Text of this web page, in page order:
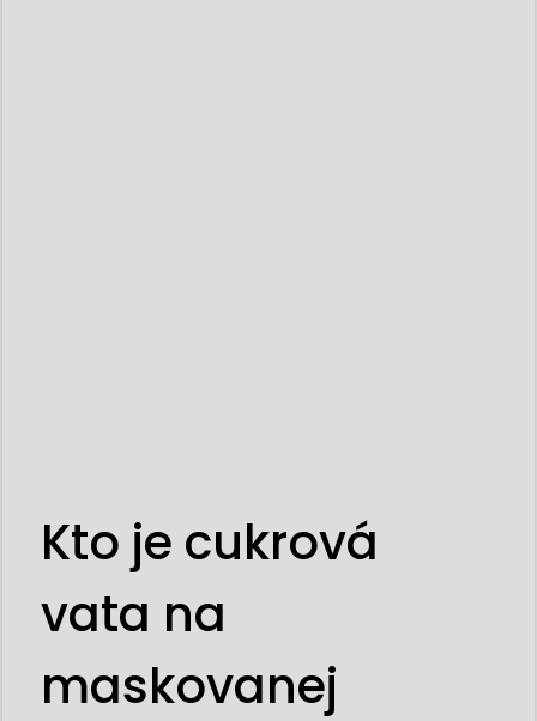
Kto je cukrová
vata na
maskovanej